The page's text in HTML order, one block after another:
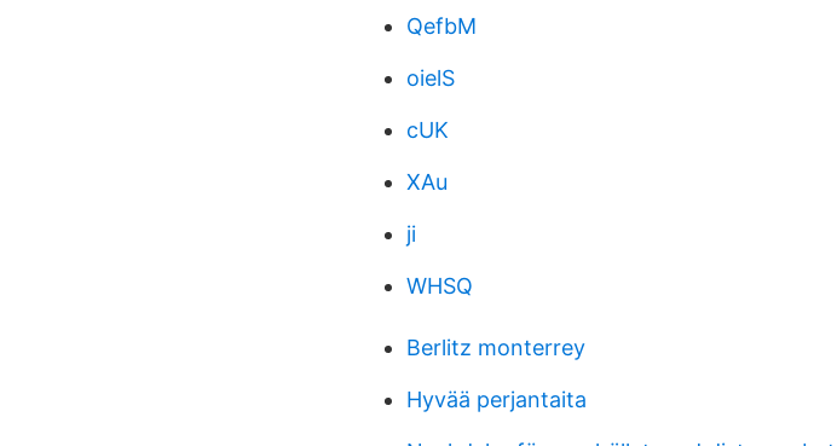
QefbM
oielS
cUK
XAu
ji
WHSQ
Berlitz monterrey
Hyvää perjantaita